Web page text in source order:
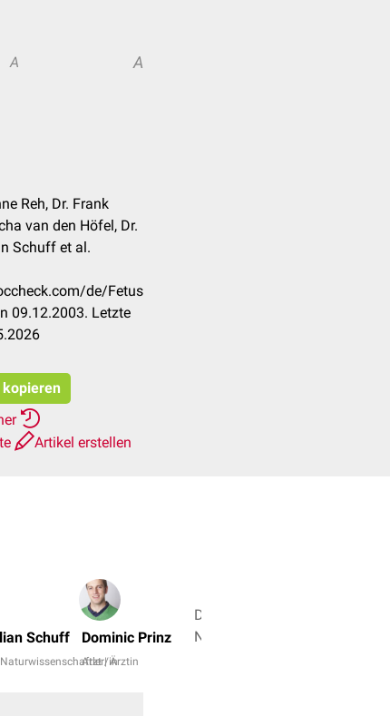
A A
Reh, Dr. Frank
van den Höfel, Dr.
Schuff et al.
de/Fetus
09.12.2003. Letzte
Artikel erstellen
Schuff
in
Dominic Prinz
Arzt | Ärztin
Dr.
No,